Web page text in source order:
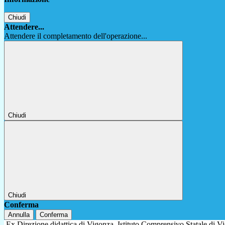
Chiudi
Attendere...
Attendere il completamento dell'operazione...
Chiudi
Chiudi
Conferma
Annulla Conferma